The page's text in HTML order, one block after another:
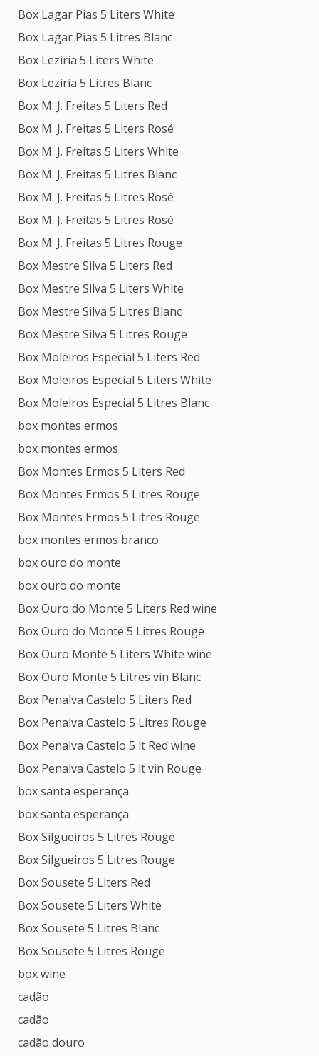
Box Lagar Pias 5 Liters White
Box Lagar Pias 5 Litres Blanc
Box Leziria 5 Liters White
Box Leziria 5 Litres Blanc
Box M. J. Freitas 5 Liters Red
Box M. J. Freitas 5 Liters Rosé
Box M. J. Freitas 5 Liters White
Box M. J. Freitas 5 Litres Blanc
Box M. J. Freitas 5 Litres Rosé
Box M. J. Freitas 5 Litres Rosé
Box M. J. Freitas 5 Litres Rouge
Box Mestre Silva 5 Liters Red
Box Mestre Silva 5 Liters White
Box Mestre Silva 5 Litres Blanc
Box Mestre Silva 5 Litres Rouge
Box Moleiros Especial 5 Liters Red
Box Moleiros Especial 5 Liters White
Box Moleiros Especial 5 Litres Blanc
box montes ermos
box montes ermos
Box Montes Ermos 5 Liters Red
Box Montes Ermos 5 Litres Rouge
Box Montes Ermos 5 Litres Rouge
box montes ermos branco
box ouro do monte
box ouro do monte
Box Ouro do Monte 5 Liters Red wine
Box Ouro do Monte 5 Litres Rouge
Box Ouro Monte 5 Liters White wine
Box Ouro Monte 5 Litres vin Blanc
Box Penalva Castelo 5 Liters Red
Box Penalva Castelo 5 Litres Rouge
Box Penalva Castelo 5 lt Red wine
Box Penalva Castelo 5 lt vin Rouge
box santa esperança
box santa esperança
Box Silgueiros 5 Litres Rouge
Box Silgueiros 5 Litres Rouge
Box Sousete 5 Liters Red
Box Sousete 5 Liters White
Box Sousete 5 Litres Blanc
Box Sousete 5 Litres Rouge
box wine
cadão
cadão
cadão douro